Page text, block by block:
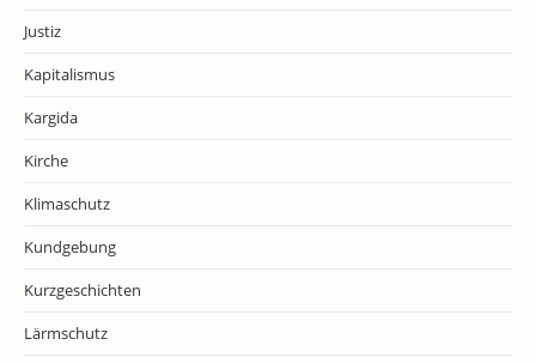
Justiz
Kapitalismus
Kargida
Kirche
Klimaschutz
Kundgebung
Kurzgeschichten
Lärmschutz